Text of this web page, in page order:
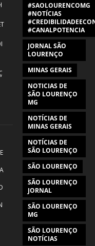
#SAOLOURENCOMG
#NOTÍCIAS
#CANALPOTENCIA
JORNAL SÃO
LOURENÇO
MINAS GERAIS
NOTICIAS DE
SÃO LOURENÇO
MG
NOTÍCIAS DE
MINAS GERAIS
NOTÍCIAS DE
SÃO LOURENÇO
SÃO LOURENÇO
SÃO LOURENÇO
JORNAL
SÃO LOURENÇO
MG
SÃO LOURENÇO
NOTÍCIAS